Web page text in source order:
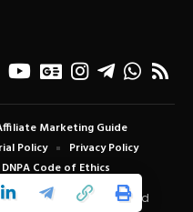
India. All Rights Reserved
Marketing Guide
Policy
Privacy Policy
DNPA Code of Ethics